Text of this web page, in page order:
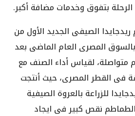
بتفوق وخدمات مضافة أكبر.
الصيفى الجديد الأول من
المصرى العام الماضى بعد
3 أعوام متواصلة، لقياس أداء الصنف مع
فى القطر المصرى، حيث أنتجت
للزراعة بالعروة الصيفية
نقص كبير فى ايجاد